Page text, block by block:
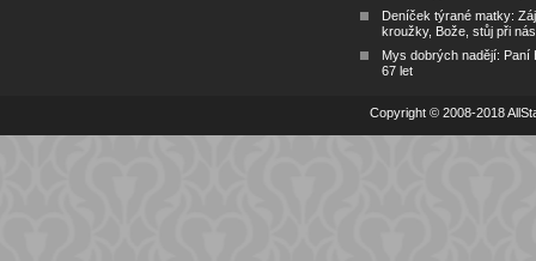
Deníček týrané matky:
kroužky, Bože, stůj při nás
Mys dobrých nadějí: Paní
67 let
Copyright © 2008-2018